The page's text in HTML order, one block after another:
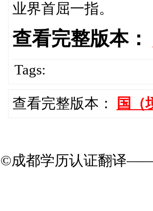
业界首屈一指。
查看完整版本：
Tags:
查看完整版本： 国（
©成都学历认证翻译——